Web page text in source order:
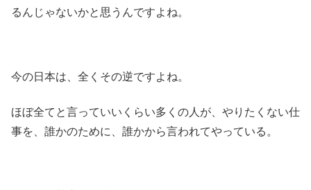
るんじゃないかと思うんですよね。
今の日本は、全くその逆ですよね。
ほぼ全てと言っていいくらい多くの人が、やりたくない仕
事を、誰かのために、誰かから言われてやっている。